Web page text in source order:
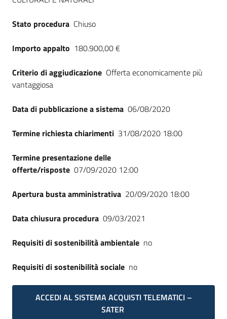
Stato procedura Chiuso
Importo appalto 180.900,00 €
Criterio di aggiudicazione Offerta economicamente più
vantaggiosa
Data di pubblicazione a sistema 06/08/2020
Termine richiesta chiarimenti 31/08/2020 18:00
Termine presentazione delle
offerte/risposte 07/09/2020 12:00
Apertura busta amministrativa 20/09/2020 18:00
Data chiusura procedura 09/03/2021
Requisiti di sostenibilità ambientale no
Requisiti di sostenibilità sociale no
ACCEDI AL SISTEMA ACQUISTI TELEMATICI –
SATER